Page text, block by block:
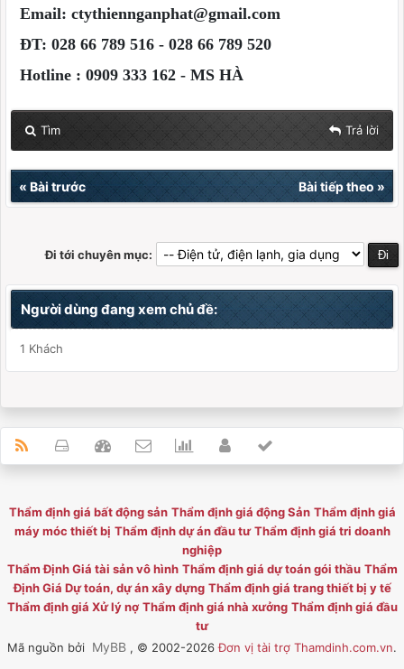
Email: ctythiennganphat@gmail.com
ĐT: 028 66 789 516 - 028 66 789 520
Hotline : 0909 333 162 - MS HÀ
Tìm Trả lời
« Bài trước Bài tiếp theo»
Đi tới chuyên mục:
Người dùng đang xem chủ đề:
1 Khách
Thẩm định giá bất động sản Thẩm định giá động Sản Thẩm định giá
máy móc thiết bị Thẩm định dự án đầu tư Thẩm định giá tri doanh
nghiệp
Thẩm Định Giá tài sản vô hình Thẩm định giá dự toán gói thầu Thẩm
Định Giá Dự toán, dự án xây dựng Thẩm định giá trang thiết bị y tế
Thẩm định giá Xử lý nợ Thẩm định giá nhà xưởng Thẩm định giá đầu
tư
Mã nguồn bởi
MyBB , © 2002-2026Đơn vị tài trợ Thamdinh.com.vn.